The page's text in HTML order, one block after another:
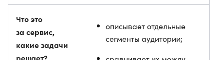
Что это
за сервис,
какие задачи
решает?
описывает отдельные
сегменты аудитории;